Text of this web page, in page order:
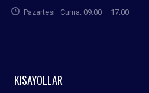
Pazartesi–Cuma: 09:00 – 17:00
KISAYOLLAR